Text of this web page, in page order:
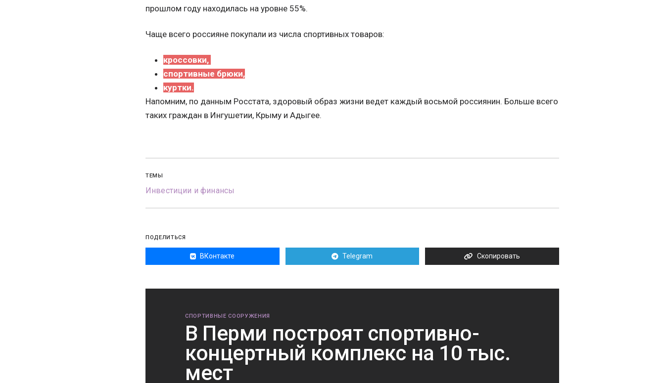
прошлом году находилась на уровне 55%.
Чаще всего россияне покупали из числа спортивных товаров:
кроссовки,
спортивные брюки,
куртки.
Напомним, по данным Росстата, здоровый образ жизни ведет каждый восьмой россиянин. Больше всего
таких граждан в Ингушетии, Крыму и Адыгее.
ТЕМЫ
Инвестиции и финансы
ПОДЕЛИТЬСЯ
ВКонтакте Telegram Скопировать
СПОРТИВНЫЕ СООРУЖЕНИЯ
В Перми построят спортивно-
концертный комплекс на 10 тыс.
мест